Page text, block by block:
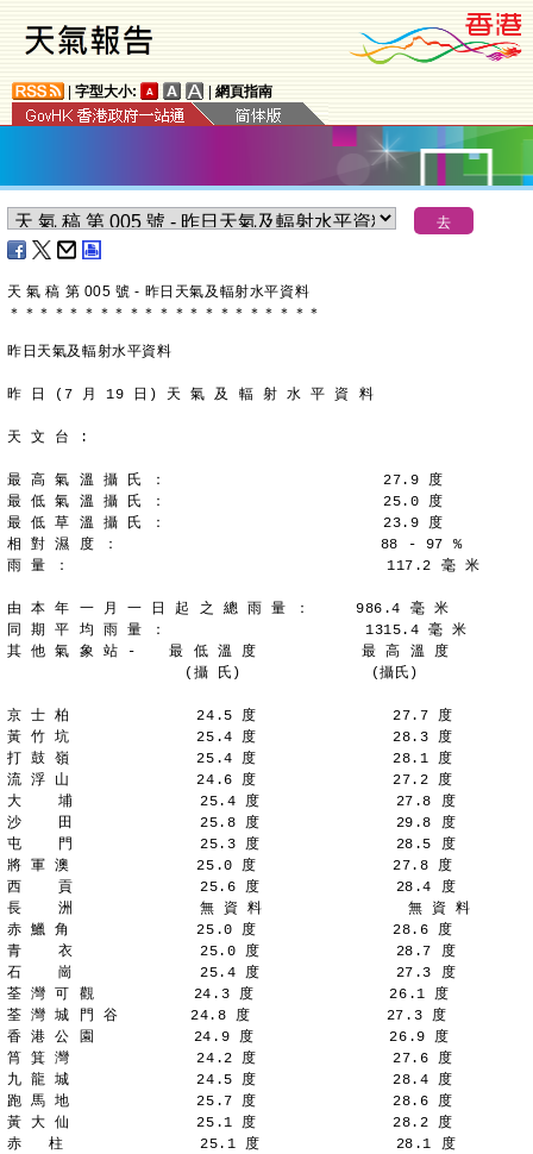
字型大小: 網頁指南
天 氣 稿 第 005 號 - 昨日天氣及輻射水平資料
＊ ＊ ＊ ＊ ＊ ＊ ＊ ＊ ＊ ＊ ＊ ＊ ＊ ＊ ＊ ＊ ＊ ＊ ＊ ＊ ＊
昨日天氣及輻射水平資料
昨 日 (7 月 19 日) 天 氣 及 輻 射 水 平 資 料
天 文 台 :
最 高 氣 溫 攝 氏 ：                        27.9 度
最 低 氣 溫 攝 氏 ：                        25.0 度
最 低 草 溫 攝 氏 ：                        23.9 度
相 對 濕 度 ：                             88 - 97 %
雨 量 ：                                   117.2 毫 米
由 本 年 一 月 一 日 起 之 總 雨 量 ：     986.4 毫 米
同 期 平 均 雨 量 ：                      1315.4 毫 米
其 他 氣 象 站 - 　 最 低 溫 度 　         最 高 溫 度
(攝 氏)　　 　   　 　 (攝氏)
京 士 柏              24.5 度               27.7 度
黃 竹 坑              25.4 度               28.3 度
打 鼓 嶺              25.4 度               28.1 度
流 浮 山              24.6 度               27.2 度
大    埔              25.4 度               27.8 度
沙    田              25.8 度               29.8 度
屯    門              25.3 度               28.5 度
將 軍 澳              25.0 度               27.8 度
西    貢              25.6 度               28.4 度
長    洲              無 資 料                無 資 料
赤 鱲 角              25.0 度               28.6 度
青    衣              25.0 度               28.7 度
石    崗              25.4 度               27.3 度
荃 灣 可 觀           24.3 度               26.1 度
荃 灣 城 門 谷        24.8 度               27.3 度
香 港 公 園           24.9 度               26.9 度
筲 箕 灣              24.2 度               27.6 度
九 龍 城              24.5 度               28.4 度
跑 馬 地              25.7 度               28.6 度
黃 大 仙              25.1 度               28.2 度
赤   柱               25.1 度               28.1 度